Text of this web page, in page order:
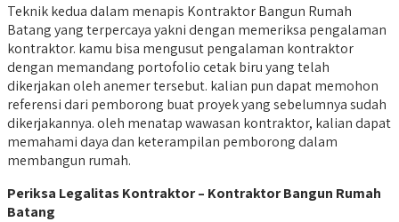
Teknik kedua dalam menapis Kontraktor Bangun Rumah
Batang yang terpercaya yakni dengan memeriksa pengalaman
kontraktor. kamu bisa mengusut pengalaman kontraktor
dengan memandang portofolio cetak biru yang telah
dikerjakan oleh anemer tersebut. kalian pun dapat memohon
referensi dari pemborong buat proyek yang sebelumnya sudah
dikerjakannya. oleh menatap wawasan kontraktor, kalian dapat
memahami daya dan keterampilan pemborong dalam
membangun rumah.
Periksa Legalitas Kontraktor – Kontraktor Bangun Rumah
Batang